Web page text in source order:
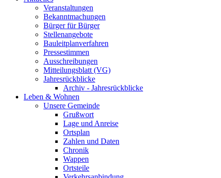
Veranstaltungen
Bekanntmachungen
Bürger für Bürger
Stellenangebote
Bauleitplanverfahren
Pressestimmen
Ausschreibungen
Mitteilungsblatt (VG)
Jahresrückblicke
Archiv - Jahresrückblicke
Leben & Wohnen
Unsere Gemeinde
Grußwort
Lage und Anreise
Ortsplan
Zahlen und Daten
Chronik
Wappen
Ortsteile